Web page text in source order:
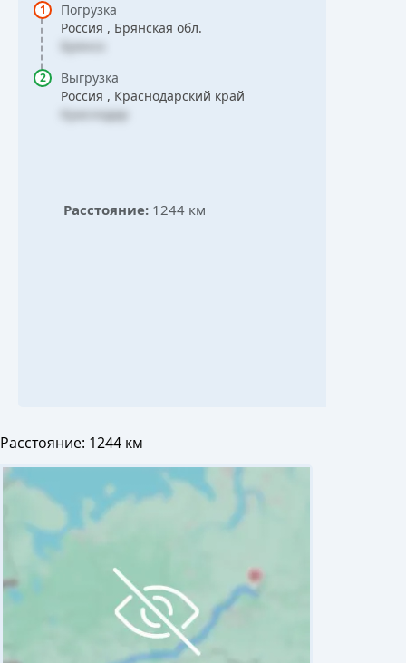
Погрузка
Россия , Брянская обл.
Брянск
Выгрузка
Россия , Краснодарский край
Краснодар
Расстояние: 1244 км
Расстояние: 1244 км